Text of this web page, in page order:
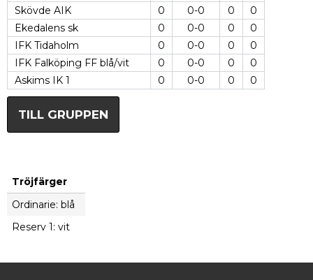
Skövde AIK
0 0-0 0
0
Ekedalens sk
0 0-0 0
0
IFK Tidaholm
0 0-0 0
0
IFK Falköping FF blå/vit
0 0-0 0
0
Askims IK 1
0 0-0 0 0
TILL GRUPPEN
Tröjfärger
Ordinarie: blå
Reserv 1: vit